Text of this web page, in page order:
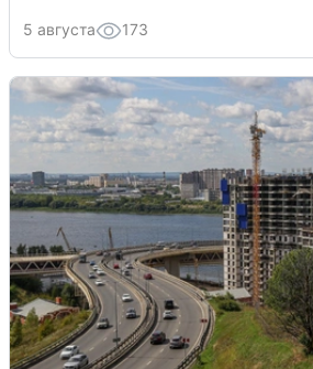
5 августа 173